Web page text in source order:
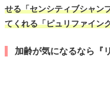
せる「センシティブシャン
てくれる「ピュリファイン
加齢が気になるなら『